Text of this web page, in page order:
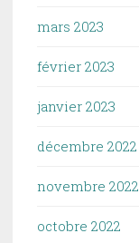
mars 2023
février 2023
janvier 2023
décembre 2022
novembre 2022
octobre 2022